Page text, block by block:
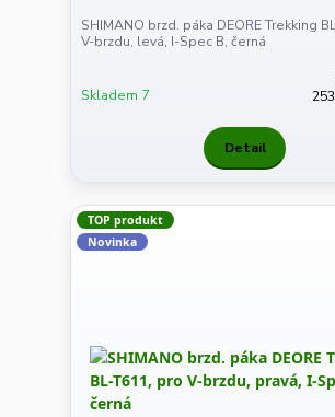
SHIMANO brzd. páka DEORE Trekking
V-brzdu, levá, I-Spec B, černá
Skladem 7
Detail
TOP produkt
Novinka